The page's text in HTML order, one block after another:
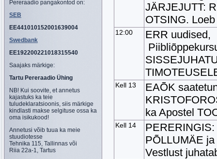
Pereraadio pangakontod on:
SEB
EE441010152001639004
Swedbank
EE192200221018315540
Saajaks märkige:
Tartu Pereraadio Ühing
NB! Kui soovite, et annetus
kajastuks ka teie
tuludeklaratsioonis, siis märkige
kindlasti makse selgituse ossa ka
oma isikukood!
Annetusi võib tuua ka meie
stuudiotesse
Tehnika 115, Tallinnas või
Riia 22a-1, Tartus
JÄRJEJUTT:
OTSING.
12:00 ERR uudised,
Kell 13
EAÕK
ka Apostel
Kell 14
PÕLLUMÄE
Vestlust